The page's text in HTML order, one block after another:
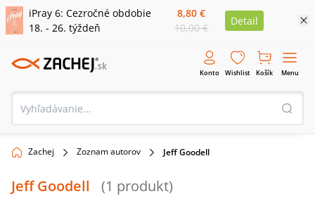
iPray 6: Cezročné obdobie
18. - 26. týždeň
8,80 €
10,00 €
Detail
Konto Wishlist Košík Menu
Zachej Zoznam autorov Jeff Goodell
Jeff Goodell (1 produkt)